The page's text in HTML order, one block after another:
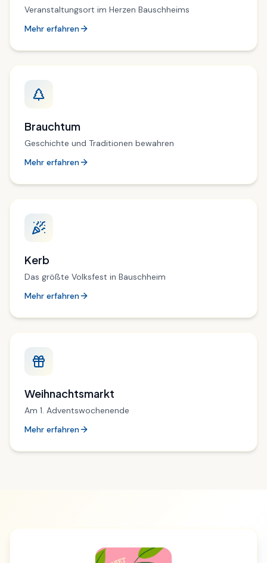
Veranstaltungsort im Herzen Bauschheims
Mehr erfahren
Brauchtum
Geschichte und Traditionen bewahren
Mehr erfahren
Kerb
Das größte Volksfest in Bauschheim
Mehr erfahren
Weihnachtsmarkt
Am 1. Adventswochenende
Mehr erfahren